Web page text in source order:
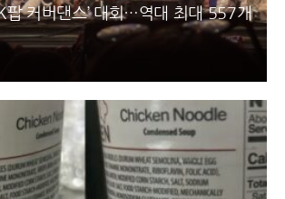
팝 커버댄스’ 대회…역대 최대 557개